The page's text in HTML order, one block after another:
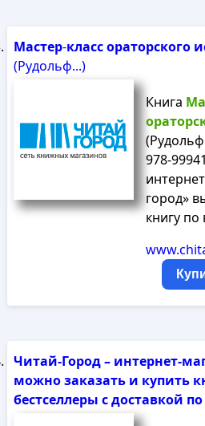
Мастер-классораторского
(Рудольф...)
Книга
(Рудольф
978-
город»
книгу
Читай-Город – интернет-
можно заказать и купить
бестселлеры с доставкой